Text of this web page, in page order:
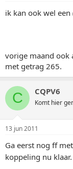
ik kan ook wel
vorige maand ook
met getrag 265.
C CQPV6
Komt hier
13 jun 2011
Ga eerst nog ff
koppeling nu